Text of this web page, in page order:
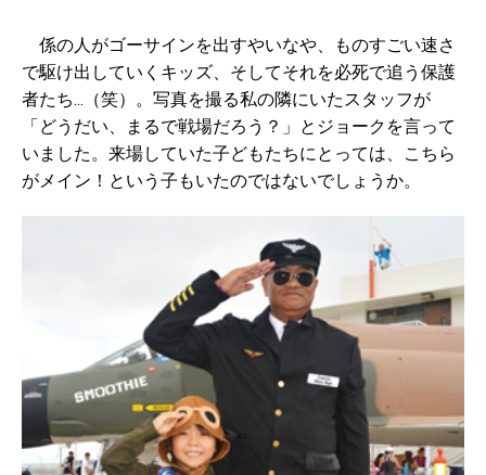
係の人がゴーサインを出すやいなや、ものすごい速さ
で駆け出していくキッズ、そしてそれを必死で追う保護
者たち...（笑）。写真を撮る私の隣にいたスタッフが
「どうだい、まるで戦場だろう？」とジョークを言って
いました。来場していた子どもたちにとっては、こちら
がメイン！という子もいたのではないでしょうか。